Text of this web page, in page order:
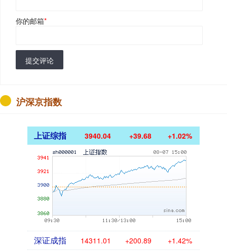
你的邮箱*
提交评论
沪深京指数
上证综指 3940.04 +39.68 +1.02%
深证成指 14311.01 +200.89 +1.42%